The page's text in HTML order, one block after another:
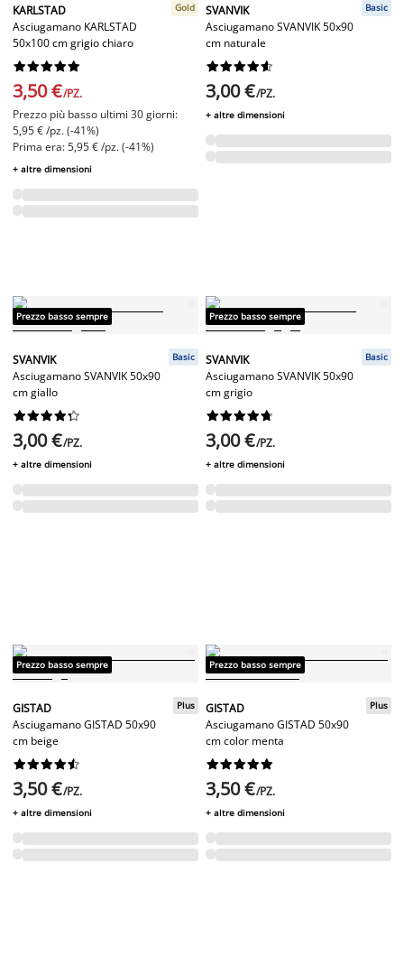
KARLSTAD
Asciugamano KARLSTAD
50x100 cm grigio chiaro
Gold






3,50 €/PZ.
Prezzo più basso ultimi 30 giorni:
5,95 € /pz. (-41%)
Prima era: 5,95 € /pz. (-41%)
+ altre dimensioni
SVANVIK
Asciugamano SVANVIK 50x90
cm naturale
Basic






3,00 €/PZ.
+ altre dimensioni
Prezzo basso sempre
SVANVIK
Asciugamano SVANVIK 50x90
cm giallo
Basic






3,00 €/PZ.
+ altre dimensioni
Prezzo basso sempre
SVANVIK
Asciugamano SVANVIK 50x90
cm grigio
Basic






3,00 €/PZ.
+ altre dimensioni
Prezzo basso sempre
GISTAD
Asciugamano GISTAD 50x90
cm beige
Plus






3,50 €/PZ.
+ altre dimensioni
Prezzo basso sempre
GISTAD
Asciugamano GISTAD 50x90
cm color menta
Plus






3,50 €/PZ.
+ altre dimensioni